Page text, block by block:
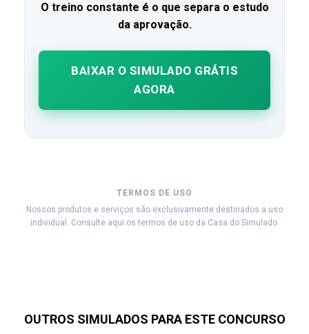
O treino constante é o que separa o estudo
da aprovação.
BAIXAR O SIMULADO GRÁTIS
AGORA
TERMOS DE USO
Nossos produtos e serviços são exclusivamente destinados a uso
individual. Consulte aqui os termos de uso da Casa do Simulado.
OUTROS SIMULADOS PARA ESTE CONCURSO